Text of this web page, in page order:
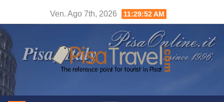
contenuto
Ven. Ago 7th, 2026 11:29:53 AM